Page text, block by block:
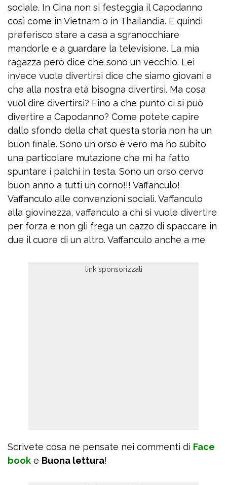
sociale. In Cina non si festeggia il Capodanno
così come in Vietnam o in Thailandia. E quindi
preferisco stare a casa a sgranocchiare
mandorle e a guardare la televisione. La mia
ragazza però dice che sono un vecchio. Lei
invece vuole divertirsi dice che siamo giovani e
che alla nostra età bisogna divertirsi. Ma cosa
vuol dire divertirsi? Fino a che punto ci si può
divertire a Capodanno? Come potete capire
dallo sfondo della chat questa storia non ha un
buon finale. Sono un orso è vero ma ho subito
una particolare mutazione che mi ha fatto
spuntare i palchi in testa. Sono un orso cervo
buon anno a tutti un corno!!! Vaffanculo!
Vaffanculo alle convenzioni sociali. Vaffanculo
alla giovinezza, vaffanculo a chi si vuole divertire
per forza e non gli frega un cazzo di spaccare in
due il cuore di un altro. Vaffanculo anche a me
Scrivete cosa ne pensate nei commenti di Face
book e Buona lettura!